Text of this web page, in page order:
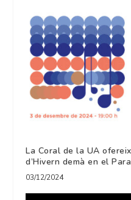
La Coral de la UA
d’Hivern demà en el
03/12/2024